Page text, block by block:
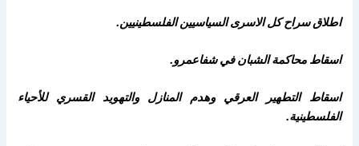
اطلاق سراح كل الاسرى السياسيين الفلسطينيين.
اسقاط محاكمة الشبان في شفاعمرو.
اسقاط التطهير العرقي وهدم المنازل والتهويد القسري للأحياء
الفلسطينية.